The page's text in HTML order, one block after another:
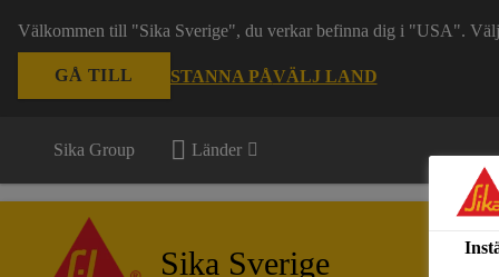
Välkommen till "Sika Sverige", du verkar befinna dig i "USA".
GÅ TILL STANNA PÅVÄLJ LAND
Sika Group Länder
Sika Sverige